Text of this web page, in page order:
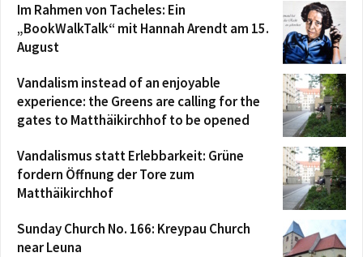
Im Rahmen von Tacheles: Ein
„BookWalkTalk“ mit Hannah Arendt am 15.
August
Vandalism instead of an enjoyable
experience: the Greens are calling for the
gates to Matthäikirchhof to be opened
Vandalismus statt Erlebbarkeit: Grüne
fordern Öffnung der Tore zum
Matthäikirchhof
Sunday Church No. 166: Kreypau Church
near Leuna